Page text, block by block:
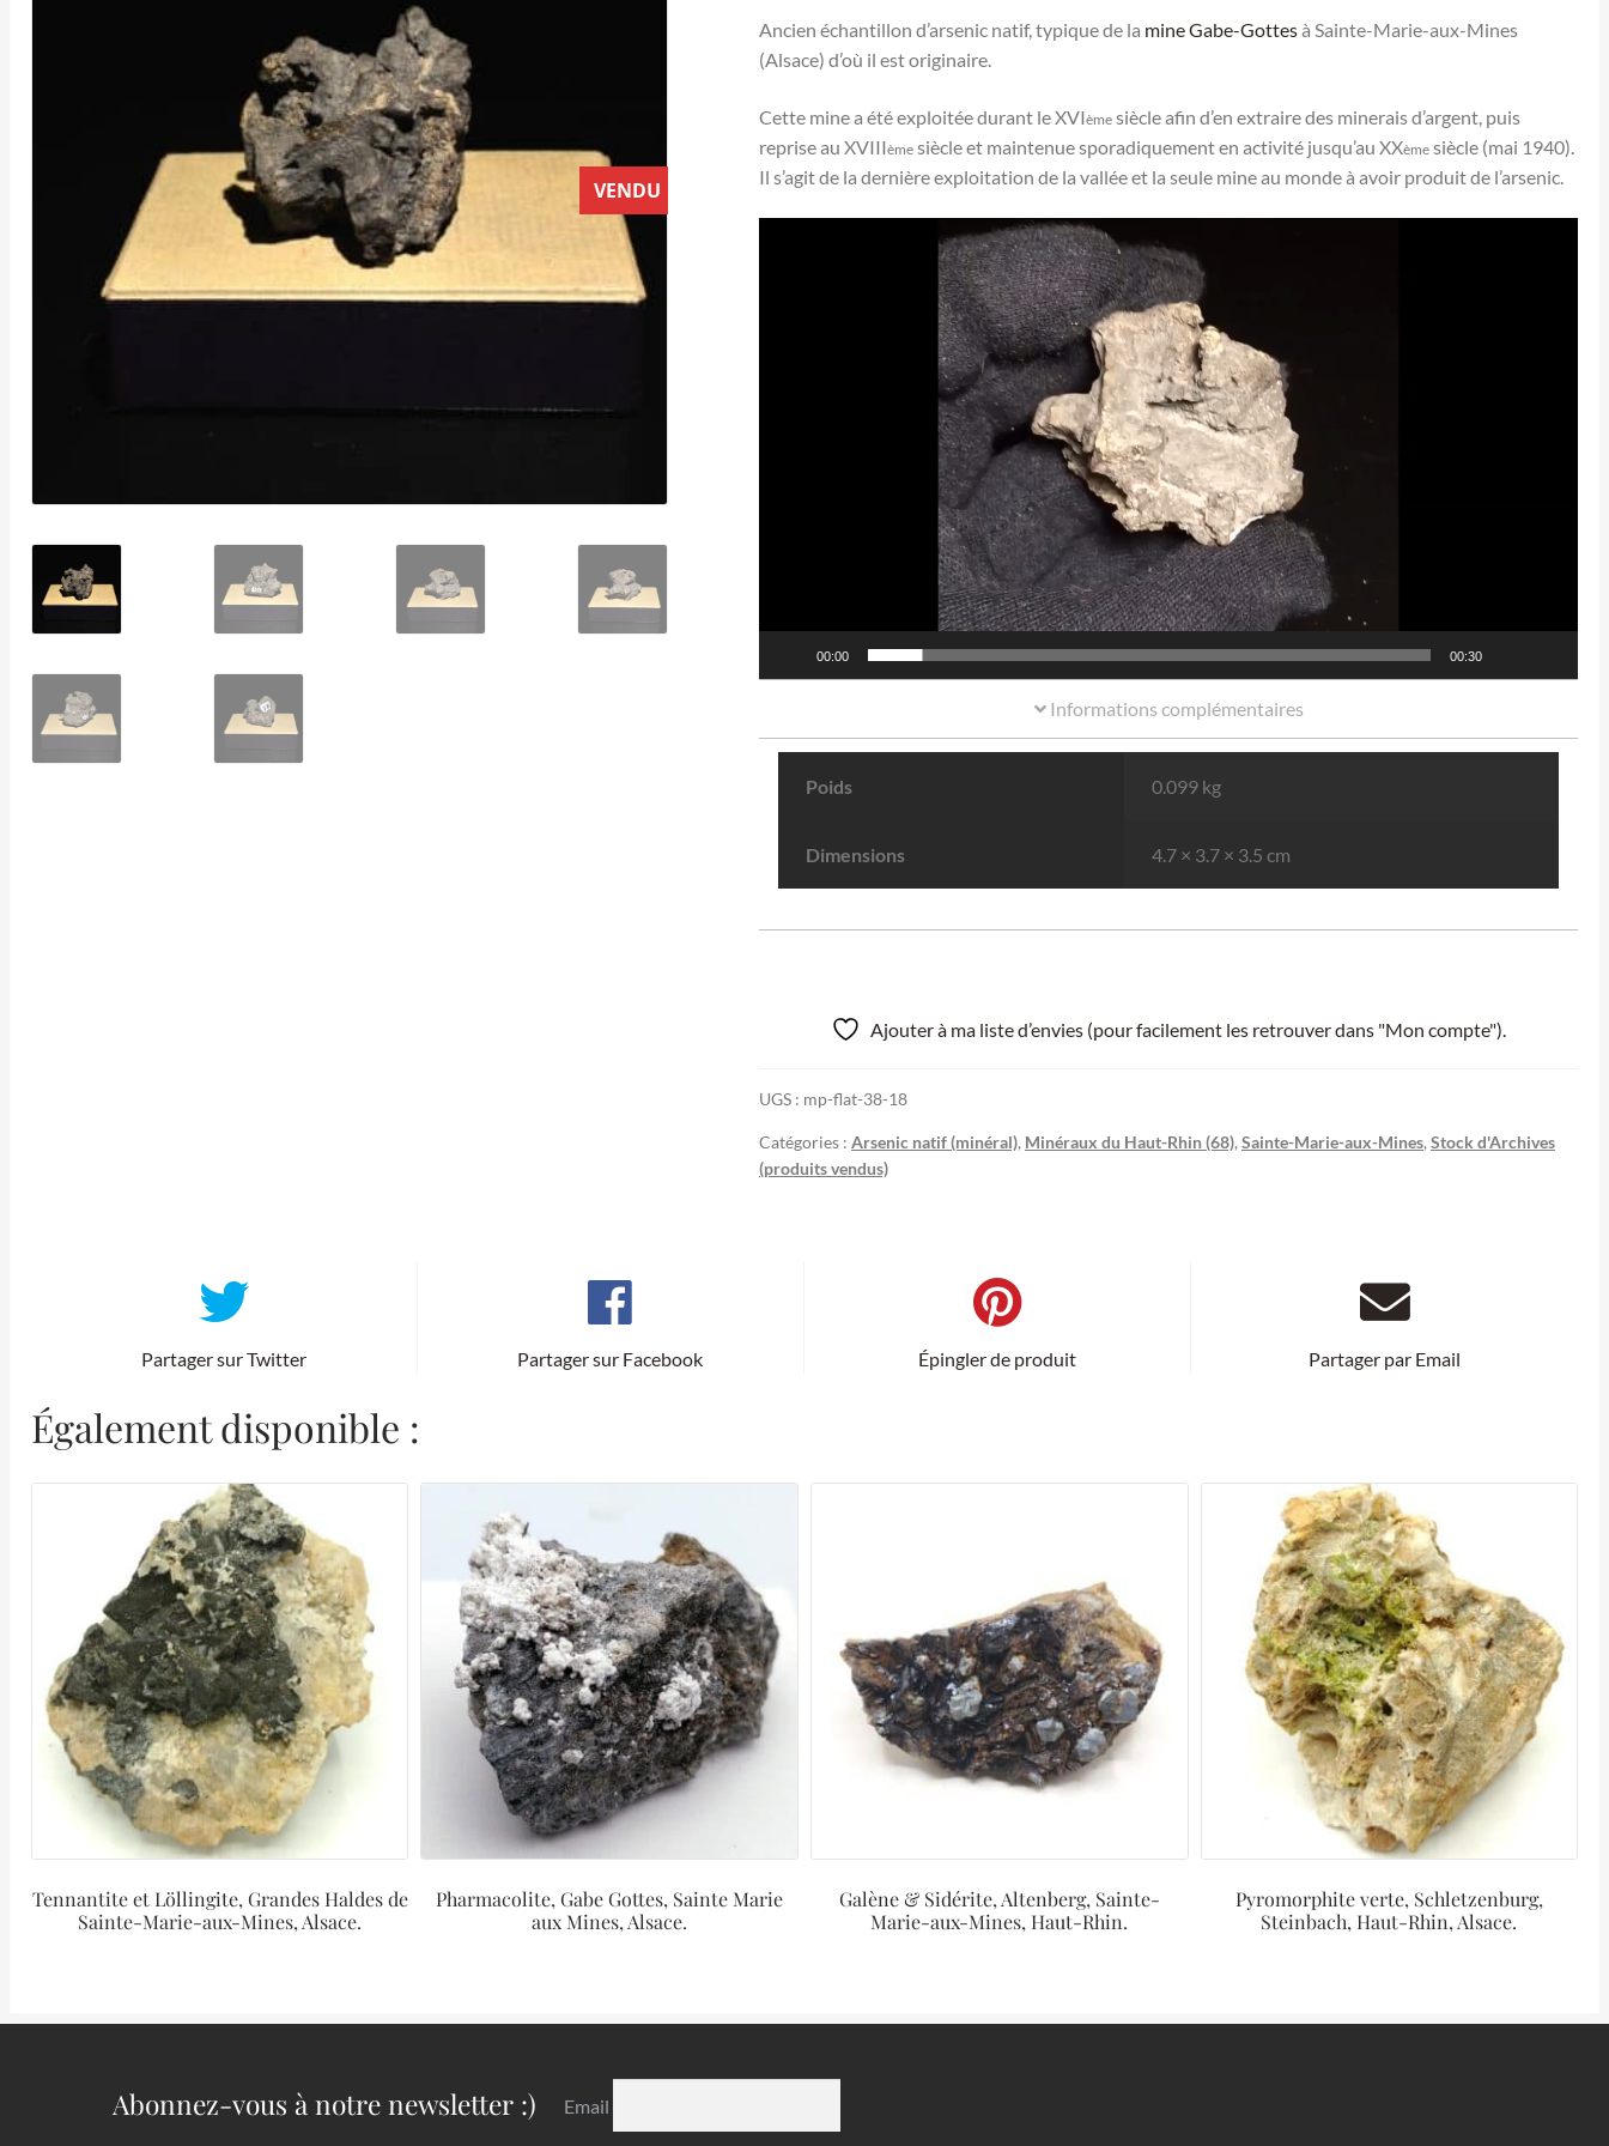
VENDU
Ancien échantillon d’arsenic natif, typique de la mine Gabe-Gottesà Sainte-Marie-aux-Mines
(Alsace) d’où il est originaire.
Cette mine a été exploitée durant le XVIème siècle afin d’en extraire des minerais d’argent, puis
reprise au XVIIIème siècle et maintenue sporadiquement en activité jusqu’au XXème siècle (mai 1940).
Il s’agit de la dernière exploitation de la vallée et la seule mine au monde à avoir produit de l’arsenic.
00:00 00:30
Informations complémentaires
Poids 0.099 kg
Dimensions 4.7 × 3.7 × 3.5 cm
Ajouter à ma liste d’envies (pour facilement les retrouver dans "Mon compte").
UGS : mp-flat-38-18
Catégories : Arsenic natif (minéral), Minéraux du Haut-Rhin (68), Sainte-Marie-aux-Mines, Stock d'Archives
(produits vendus)
Partager sur Twitter Partager sur Facebook Épingler de produit Partager par Email
Également disponible :
Tennantite et Löllingite, Grandes Haldes de
Sainte-Marie-aux-Mines, Alsace.
Pharmacolite, Gabe Gottes, Sainte Marie
aux Mines, Alsace.
Galène & Sidérite, Altenberg, Sainte-
Marie-aux-Mines, Haut-Rhin.
Pyromorphite verte, Schletzenburg,
Steinbach, Haut-Rhin, Alsace.
Abonnez-vous à notre newsletter :) Email